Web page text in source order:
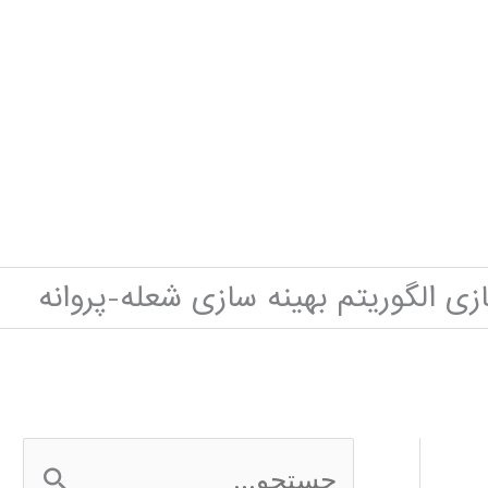
الگوریتم بهینه سازی شعله-پروانه